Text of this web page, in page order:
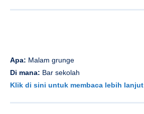
Apa: Malam grunge
Di mana: Bar sekolah
Klik di sini untuk membaca lebih lanjut